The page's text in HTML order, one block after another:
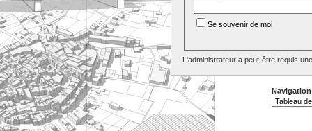
Se souvenir de moi
L'administrateur a peut-être requis